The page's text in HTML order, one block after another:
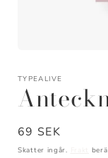
1
modalfönster
TYPEALIVE
Ordinarie
pris
69 SEK
Skatter ingår.